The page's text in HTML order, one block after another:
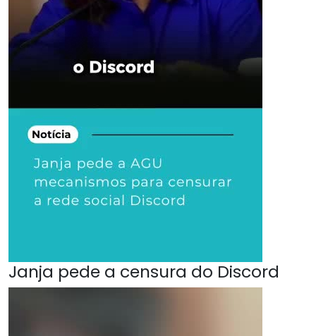
Janja pede a censura do Discord